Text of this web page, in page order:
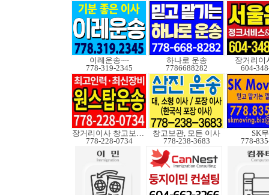
이레운송~~
778-319-2345
하나로 운송
7786688282
장거리이
604-
장거리이사 창고보관정크
778-228-0734
창고보관, 모든 이사
778-238-3683
SK
778-